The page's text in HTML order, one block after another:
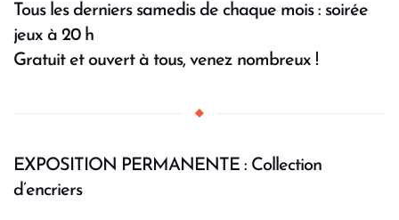
Tous les derniers samedis de chaque mois : soirée
jeux à 20 h
Gratuit et ouvert à tous, venez nombreux !
EXPOSITION PERMANENTE : Collection
d’encriers